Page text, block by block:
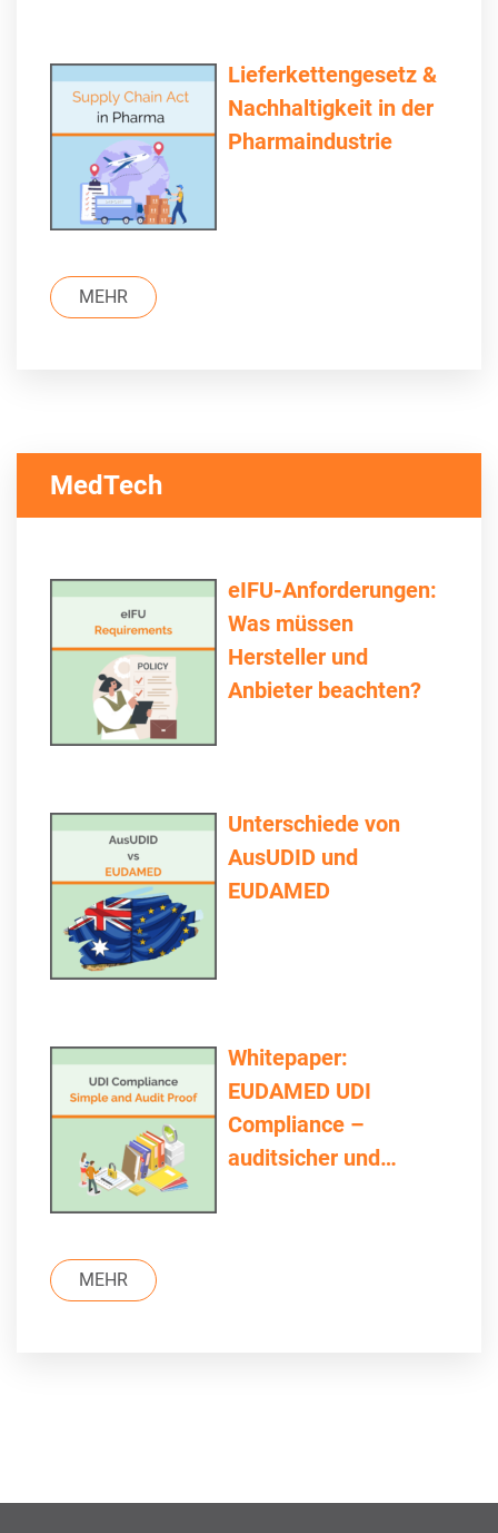
Lieferkettengesetz &
Nachhaltigkeit in der
Pharmaindustrie
MEHR
MedTech
eIFU-Anforderungen:
Was müssen
Hersteller und
Anbieter beachten?
Unterschiede von
AusUDID und
EUDAMED
Whitepaper:
EUDAMED UDI
Compliance –
auditsicher und
MEHR